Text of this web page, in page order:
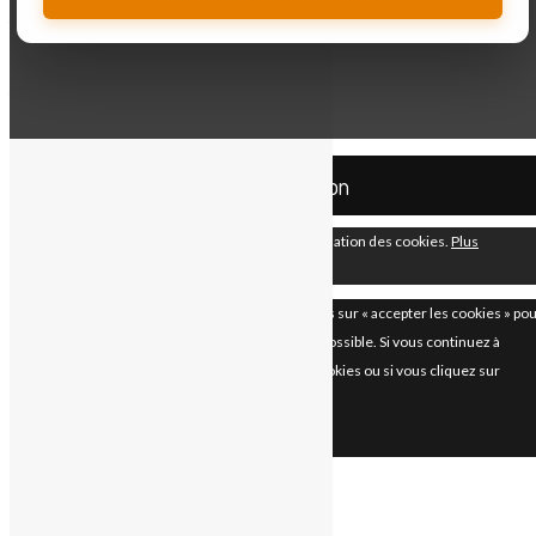
Your Cart
Return to Shop
Mco Automation
En continuant à utiliser le site, vous acceptez l’utilisation des cookies. Plus
Les paramètres des cookies sur ce site sont définis sur « accepter les cookies »
vous offrir la meilleure expérience de navigation possible. Si vous continuez à
utiliser ce site sans changer vos paramètres de cookies ou si vous cliquez sur